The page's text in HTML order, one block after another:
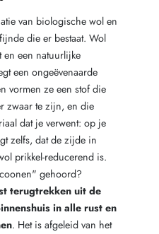
van biologische wol en
die er bestaat. Wol
en een natuurlijke
een ongeëvenaarde
vormen ze een stof die
zwaar te zijn, en die
dat je verwent: op je
zelfs, dat de zijde in
prikkel-reducerend is.
gehoord?
terugtrekken uit de
in alle rust en
. Het is afgeleid van het